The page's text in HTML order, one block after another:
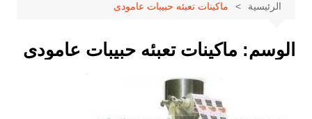
الرئيسية ماكينات تعبئه حبيبات عامودى
الوسم: ماكينات تعبئه حبيبات عامودى